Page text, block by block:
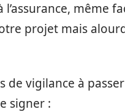
l’assurance, même
projet mais
de vigilance à
signer :